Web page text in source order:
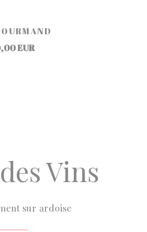
EUR
Vins
sur ardoise